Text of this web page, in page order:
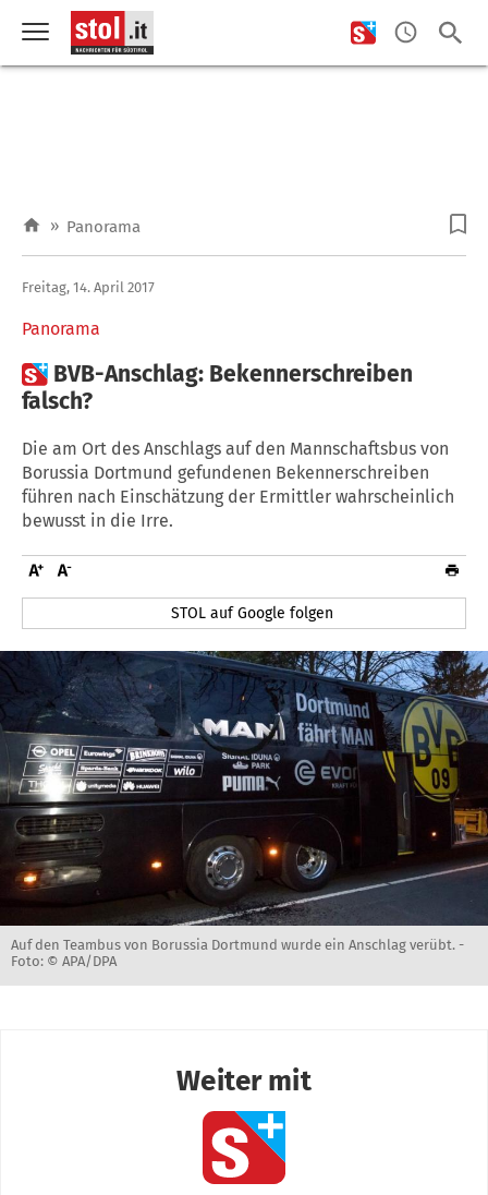
» Panorama
Panorama
Freitag, 14. April 2017
 BVB-Anschlag: Bekennerschreiben
falsch?
Die am Ort des Anschlags auf den Mannschaftsbus von
Borussia Dortmund gefundenen Bekennerschreiben
führen nach Einschätzung der Ermittler wahrscheinlich
bewusst in die Irre.
STOL auf Google folgen
Auf den Teambus von Borussia Dortmund wurde ein Anschlag verübt. -
Foto: © APA/DPA